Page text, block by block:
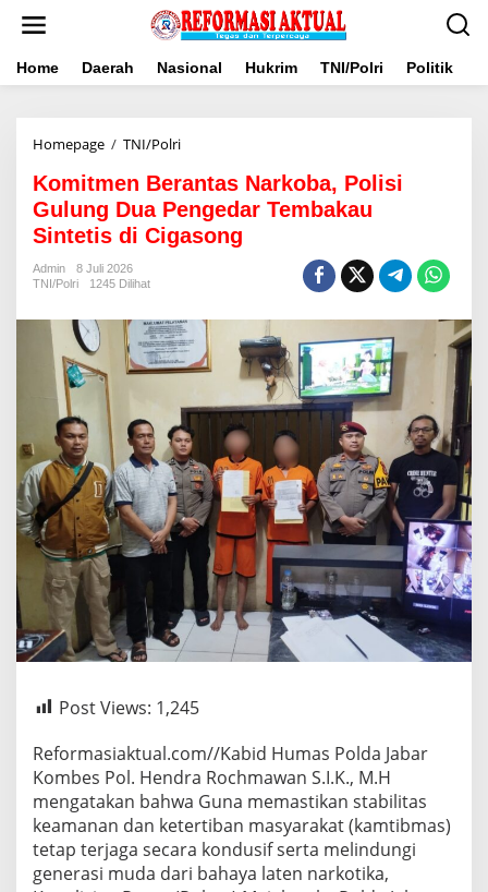
Home Daerah Nasional Hukrim TNI/Polri Politik
Homepage / TNI/PolriKomitmen
Narkoba,
Polisi
Gulung
Dua
di
Cigasong
Komitmen Berantas Narkoba, Polisi
Gulung Dua Pengedar Tembakau
Sintetis di Cigasong
Admin
8 Juli 2026
TNI/Polri
1245 Dilihat
Post Views: 1,245
Reformasiaktual.com//Kabid Humas Polda Jabar
Kombes Pol. Hendra Rochmawan S.I.K., M.H
mengatakan bahwa Guna memastikan stabilitas
keamanan dan ketertiban masyarakat (kamtibmas)
tetap terjaga secara kondusif serta melindungi
generasi muda dari bahaya laten narkotika,